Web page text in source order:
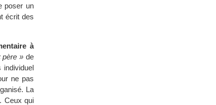
poser un
écrit des
à
père » de
individuel
ne pas
La
Ceux qui